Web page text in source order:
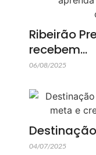
Ribeirão
recebem…
06/08/2025
04/07/2025